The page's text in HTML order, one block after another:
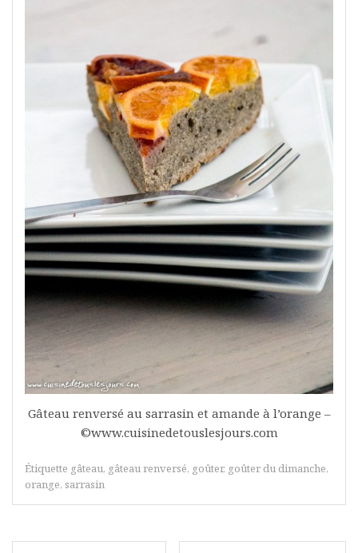
Gâteau renversé au sarrasin et amande à l’orange –
©www.cuisinedetouslesjours.com
Étiquette gâteau, gâteau renversé, goûter, goûter du dimanche,
orange, sarrasin